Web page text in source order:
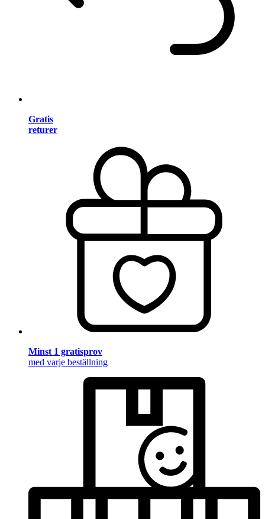
Gratis
returer
Minst 1 gratisprov
med varje beställning